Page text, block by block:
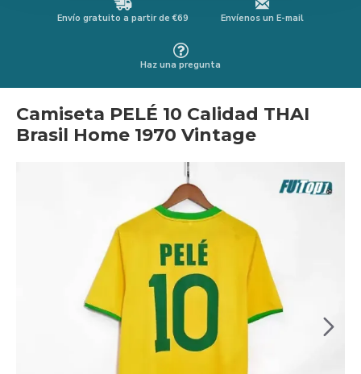
Envío gratuito a partir de €69 Envíenos un E-mail
Haz una pregunta
Camiseta PELÉ 10 Calidad THAI
Brasil Home 1970 Vintage